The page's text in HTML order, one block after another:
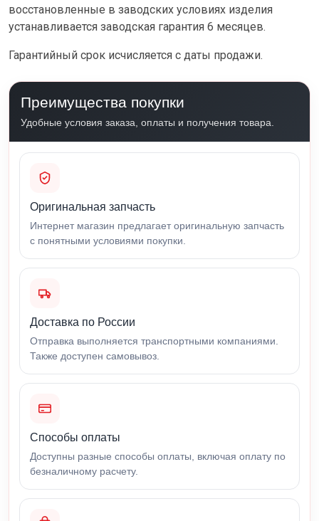
восстановленные в заводских условиях изделия
устанавливается заводская гарантия 6 месяцев.
Гарантийный срок исчисляется с даты продажи.
Преимущества покупки
Удобные условия заказа, оплаты и получения товара.
Оригинальная запчасть
Интернет магазин предлагает оригинальную запчасть
с понятными условиями покупки.
Доставка по России
Отправка выполняется транспортными компаниями.
Также доступен самовывоз.
Способы оплаты
Доступны разные способы оплаты, включая оплату по
безналичному расчету.